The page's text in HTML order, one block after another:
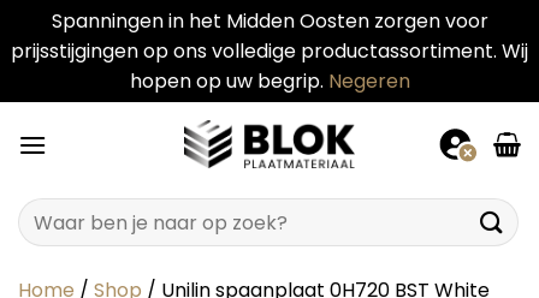
Spanningen in het Midden Oosten zorgen voor
prijsstijgingen op ons volledige productassortiment. Wij
hopen op uw begrip. Negeren
naar
Zoeken
naar:
Home / Shop / Unilin spaanplaat 0H720 BST White